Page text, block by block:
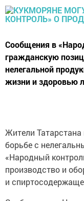
Сообщения в
гражданскую
нелегальной
жизни и здоровью
Жители
борьбе с
«Народный
производство и
и